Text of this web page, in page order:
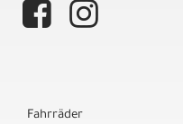
Fahrräder